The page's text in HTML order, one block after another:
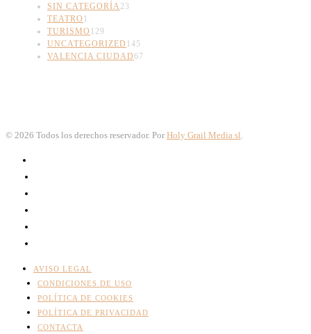
SIN CATEGORÍA23
TEATRO 1
TURISMO 129
UNCATEGORIZED 145
VALENCIA CIUDAD67
© 2026 Todos los derechos reservador. Por Holy Grail Media sl.
AVISO LEGAL
CONDICIONES DE USO
POLÍTICA DE COOKIES
POLÍTICA DE PRIVACIDAD
CONTACTA